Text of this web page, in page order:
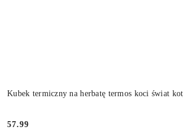
Kubek termiczny na herbatę termos koci świat
Cena:
57.99